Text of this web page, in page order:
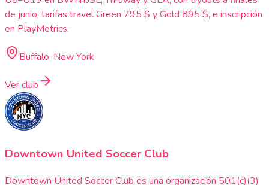
de junio, tarifas travel Green 795 $ y Gold 895 $, e inscripción
en PlayMetrics.
Buffalo, New York
Ver club
Downtown United Soccer Club
Downtown United Soccer Club es una organización 501(c)(3)